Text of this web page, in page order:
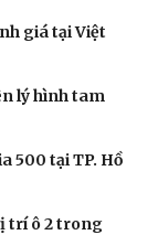
giá tại Việt
lý hình tam
500 tại TP. Hồ
trí ô 2 trong